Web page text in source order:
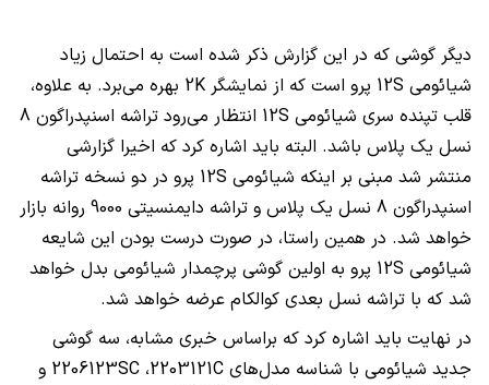
دیگر گوشی که در این گزارش ذکر شده است به احتمال زیاد
شیائومی 12S پرو است که از نمایشگر 2K بهره می‌برد. به علاوه،
قلب تپنده سری شیائومی 12S
انتظار می‌رود تراشه اسنپدراگون 8
نسل یک پلاس باشد. البته باید اشاره کرد که اخیرا گزارشی
منتشر شد مبنی بر اینکه شیائومی 12S پرو در دو نسخه تراشه
اسنپدراگون 8 نسل یک پلاس و تراشه دایمنسیتی 9000 روانه بازار
خواهد شد. در همین راستا، در صورت درست بودن این شایعه
شیائومی 12S پرو به اولین گوشی پرچمدار شیائومی بدل خواهد
شد که با تراشه نسل بعدی کوالکام عرضه خواهد شد.
در نهایت باید اشاره کرد که براساس خبری مشابه، سه گوشی
جدید شیائومی با شناسه مدل‌های 2203121C، 2206123SC و